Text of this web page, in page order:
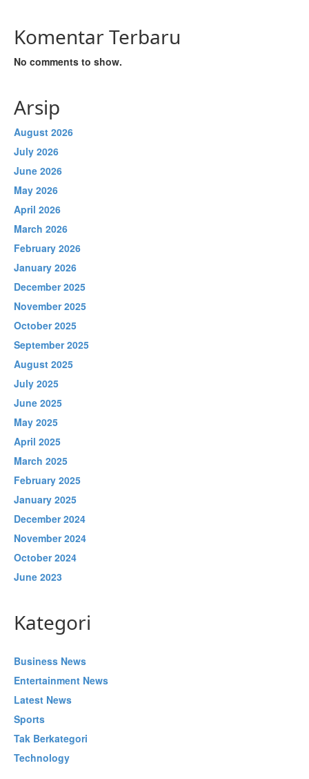
Komentar Terbaru
No comments to show.
Arsip
August 2026
July 2026
June 2026
May 2026
April 2026
March 2026
February 2026
January 2026
December 2025
November 2025
October 2025
September 2025
August 2025
July 2025
June 2025
May 2025
April 2025
March 2025
February 2025
January 2025
December 2024
November 2024
October 2024
June 2023
Kategori
Business News
Entertainment News
Latest News
Sports
Tak Berkategori
Technology